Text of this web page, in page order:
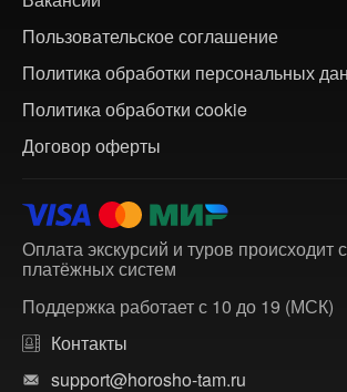
Пользовательское соглашение
Политика обработки персональных
Политика обработки cookie
Договор оферты
Оплата экскурсий и туров
платёжных систем
Поддержка работает с 10 до 19 (МСК)
Контакты
support@horosho-tam.ru